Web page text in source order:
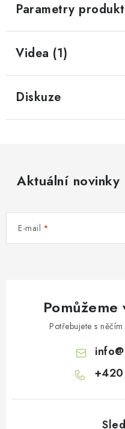
Parametry
Videa (1)
Diskuze
Aktuální novinky
E-mail
Potřebujete s
info@